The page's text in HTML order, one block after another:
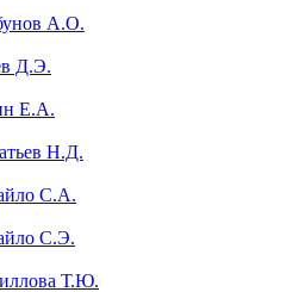
А.О.
Д.Э.
Е.А.
Н.Д.
С.А.
С.Э.
Т.Ю.